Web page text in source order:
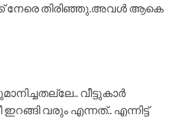
നേരെ തിരിഞ്ഞു.അവൾ ആകെ
വീട്ടുകാർ
ഇറങ്ങി വരും എന്നത്.. എന്നിട്ട്